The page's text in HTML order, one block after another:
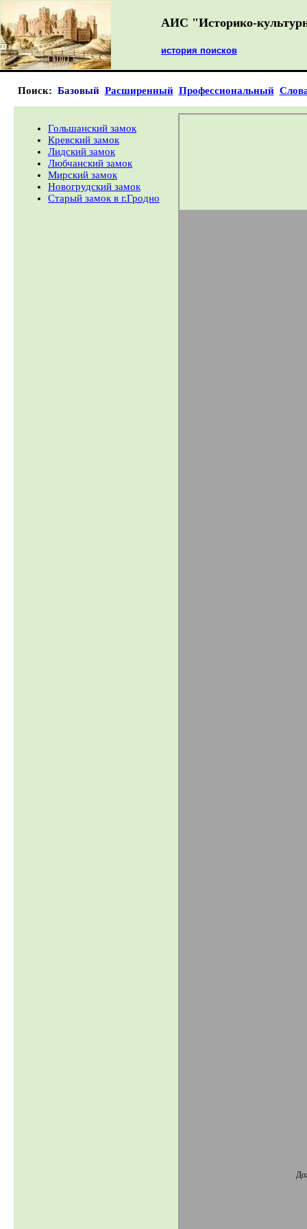
АИС "Историко-
история поисков
Поиск: Базовый Расширенный Профессиональный
Гольшанский замок
Кревский замок
Лидский замок
Любчанский замок
Мирский замок
Новогрудский замок
Старый замок в г.Гродно